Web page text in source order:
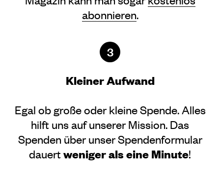
abonnieren.
3
Kleiner Aufwand
Egal ob große oder kleine Spende. Alles
hilft uns auf unserer Mission. Das
Spenden über unser Spendenformular
dauertweniger als eine Minute!